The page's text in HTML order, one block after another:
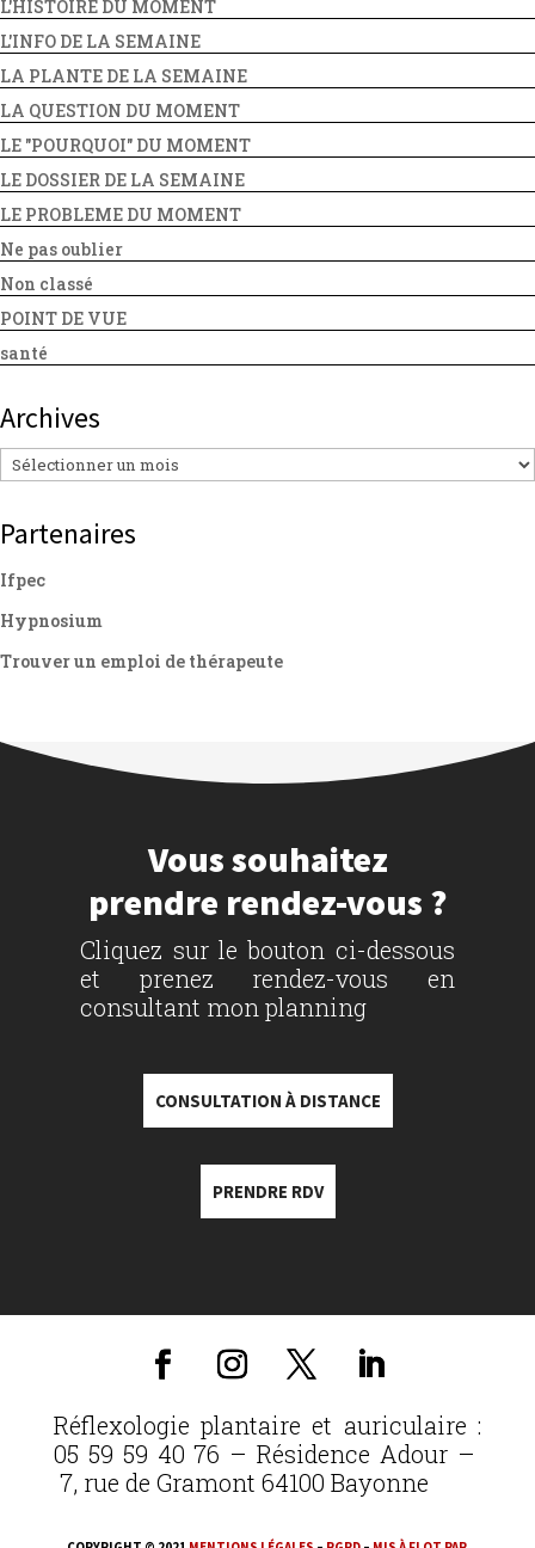
L'HISTOIRE DU MOMENT
L'INFO DE LA SEMAINE
LA PLANTE DE LA SEMAINE
LA QUESTION DU MOMENT
LE "POURQUOI" DU MOMENT
LE DOSSIER DE LA SEMAINE
LE PROBLEME DU MOMENT
Ne pas oublier
Non classé
POINT DE VUE
santé
Archives
Archives
Partenaires
Ifpec
Hypnosium
Trouver un emploi de thérapeute
Vous souhaitez
prendre rendez-vous ?
Cliquez sur le bouton ci-dessous
et prenez rendez-vous en
consultant mon planning
CONSULTATION À DISTANCE
PRENDRE RDV
Réflexologie plantaire et auriculaire :
05 59 59 40 76 – Résidence Adour –
7, rue de Gramont 64100 Bayonne